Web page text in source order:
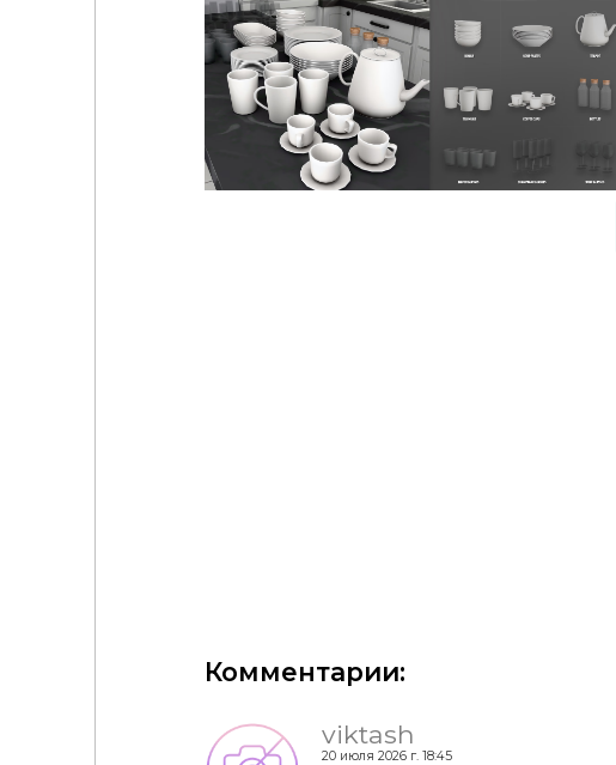
Комментарии:
viktash
20 июля 2026 г. 18:45